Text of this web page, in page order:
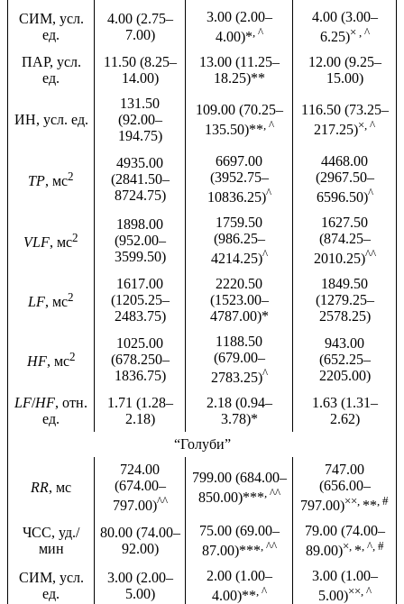
СИМ, усл.
ед.
4.00 (2.75–
7.00)
3.00 (2.00–
4.00)* , ^
4.00 (3.00–
6.25)× , ^
ПАР, усл.
ед.
11.50 (8.25–
14.00)
13.00 (11.25–
18.25)**
12.00 (9.25–
15.00)
ИН, усл. ед.
131.50
(92.00–
194.75)
109.00 (70.25–
135.50)** , ^
116.50 (73.25–
217.25)×, ^
TР, мс2
4935.00
(2841.50–
8724.75)
6697.00
(3952.75–
10836.25)^
4468.00
(2967.50–
6596.50)^
VLF, мс2
1898.00
(952.00–
3599.50)
1759.50
(986.25–
4214.25)^
1627.50
(874.25–
2010.25)^^
LF, мс2
1617.00
(1205.25–
2483.75)
2220.50
(1523.00–
4787.00)*
1849.50
(1279.25–
2578.25)
HF, мс2
1025.00
(678.250–
1836.75)
1188.50
(679.00–
2783.25)^
943.00
(652.25–
2205.00)
LF/HF, отн.
ед.
1.71 (1.28–
2.18)
2.18 (0.94–
3.78)*
1.63 (1.31–
2.62)
“Голуби”
RR, мс
724.00
(674.00–
797.00)^^
799.00 (684.00–
850.00)*** , ^^
747.00
(656.00–
797.00)××, ** , #
ЧCC, уд./
мин
80.00 (74.00–
92.00)
75.00 (69.00–
87.00)*** , ^^
79.00 (74.00–
89.00)×, * , ^, #
СИМ, усл.
ед.
3.00 (2.00–
5.00)
2.00 (1.00–
4.00)** , ^
3.00 (1.00–
5.00)××, ^